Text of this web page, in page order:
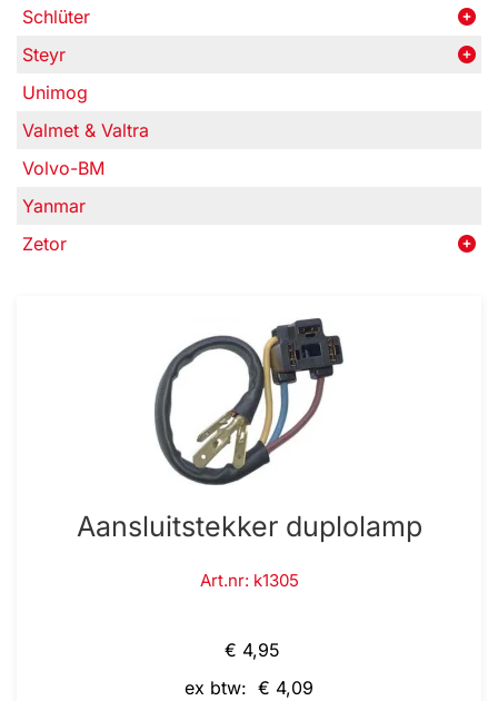
Schlüter
Steyr
Unimog
Valmet & Valtra
Volvo-BM
Yanmar
Zetor
Aansluitstekker duplolamp
Art.nr: k1305
€ 4,95
ex btw: € 4,09